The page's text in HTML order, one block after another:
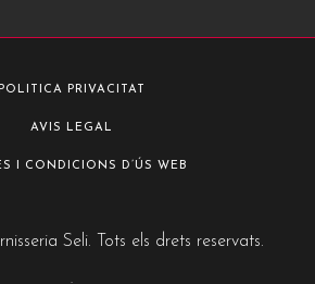
POLITICA PRIVACITAT
AVIS LEGAL
I CONDICIONS D’ÚS WEB
Seli. Tots els drets reservats.
.